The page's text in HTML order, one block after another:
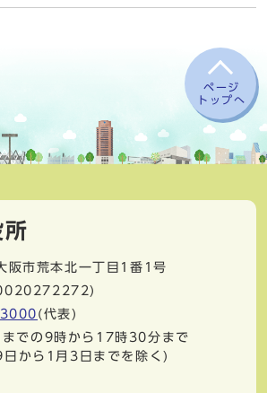
ページ
トップへ
所
阪市荒本北一丁目1番1号
(代表)
までの9時から17時30分まで
から1月3日までを除く)